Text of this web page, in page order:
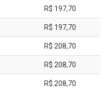
R$ 197,70
R$ 197,70
R$ 208,70
R$ 208,70
R$ 208,70